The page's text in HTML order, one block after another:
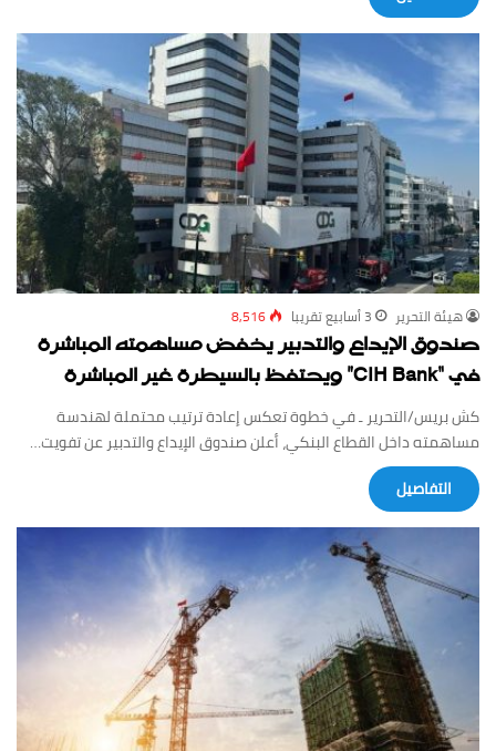
‏هيئة ‏التحرير 3 أسابيع ‏تقريبا 8,516
صندوق الإيداع والتدبير يخفض مساهمته المباشرة
في “CIH Bank” ويحتفظ بالسيطرة غير المباشرة
كش بريس/التحرير ـ في خطوة تعكس إعادة ترتيب محتملة لهندسة
مساهمته داخل القطاع البنكي، أعلن صندوق الإيداع والتدبير عن تفويت…
‏التفاصيل